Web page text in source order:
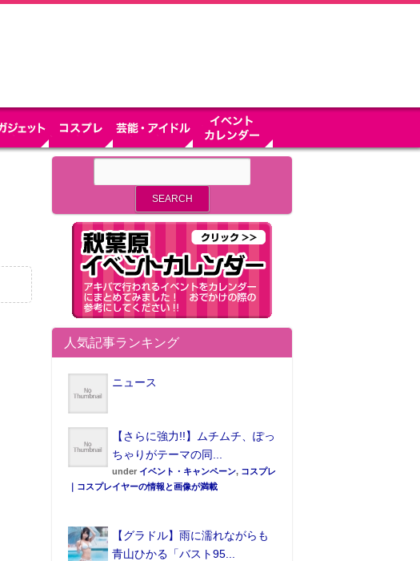
人気記事ランキング
ニュース
【さらに強力!!】ムチムチ、ぽっ
ちゃりがテーマの同...
under イベント・キャンペーン, コスプレ
｜コスプレイヤーの情報と画像が満載
【グラドル】雨に濡れながらも
青山ひかる「バスト95...